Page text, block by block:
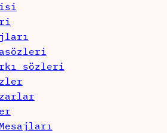
sözleri